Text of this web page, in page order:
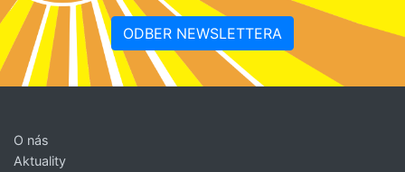
ODBER NEWSLETTERA
O nás
Aktuality